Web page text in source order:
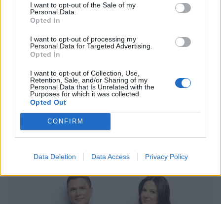
I want to opt-out of the Sale of my
Personal Data.
Opted In
I want to opt-out of processing my
Personal Data for Targeted Advertising.
Opted In
I want to opt-out of Collection, Use,
Retention, Sale, and/or Sharing of my
Personal Data that Is Unrelated with the
Purposes for which it was collected.
Opted Out
CONFIRM
Data Deletion Data Access Privacy Policy
Ούρσουλα φον ντερ
Λάιεν: Μπορούν να
δοθούν έως και 2,2 δις
ευρώ στην Ελλάδα –…
Δικαίωση του δήμου
Ελεγκτικό Συνέδριο
για τα Πολυκέντρα…
Τελευταίες Δημοσιεύσεις